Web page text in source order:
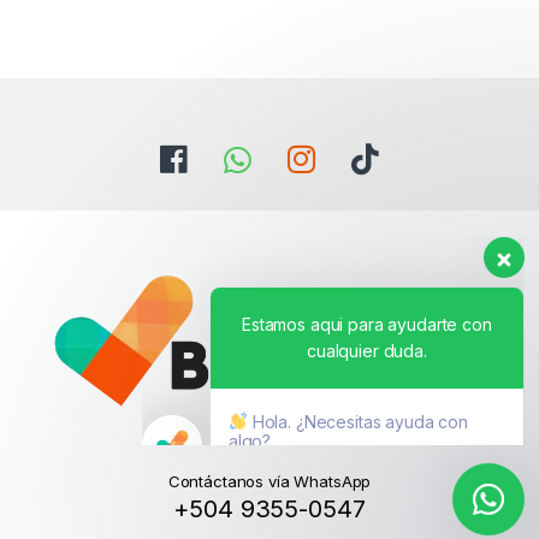
Contáctanos vía WhatsApp
+504 9355-0547
Hola. ¿Necesitas ayuda con
algo?